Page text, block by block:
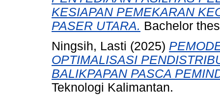
KESIAPAN PEMEKARAN
PASER UTARA. Bachelor
Ningsih, Lasti (2025)
OPTIMALISASI
BALIKPAPAN PASCA
Teknologi Kalimantan.